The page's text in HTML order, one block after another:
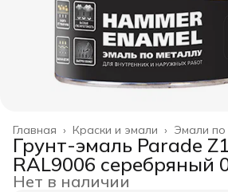
Эмали по
Краски и эмали ›
Главная ›
Грунт-эмаль Parade
RAL9006 серебряный
Нет в наличии